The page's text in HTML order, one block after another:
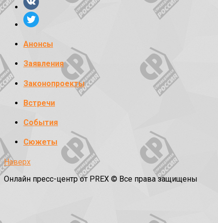
Анонсы
Заявления
Законопроекты
Встречи
События
Сюжеты
Наверх
Онлайн пресс-центр от PREX © Все права защищены